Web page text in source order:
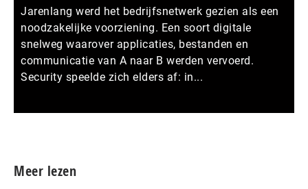
Jarenlang werd het bedrijfsnetwerk gezien als een
noodzakelijke voorziening. Een soort digitale
snelweg waarover applicaties, bestanden en
communicatie van A naar B werden vervoerd.
Security speelde zich elders af: in...
Meer lezen